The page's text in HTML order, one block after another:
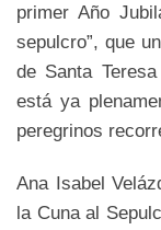
primer Año
sepulcro”, que
de Santa
está ya
peregrinos
Ana Isabel
la Cuna al